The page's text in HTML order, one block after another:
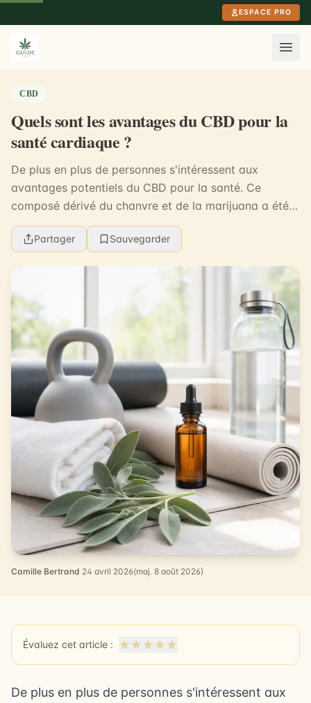
ESPACE PRO
CBD
Quels sont les avantages du CBD pour la
santé cardiaque ?
De plus en plus de personnes s'intéressent aux
avantages potentiels du CBD pour la santé. Ce
composé dérivé du chanvre et de la marijuana a été
étudié pour ses propriétés anti-inflammatoires,
analgés...
Partager Sauvegarder
Camille Bertrand·24 avril 2026(maj. 8 août 2026)
Évaluez cet article : ★ ★ ★ ★ ★
De plus en plus de personnes s'intéressent aux